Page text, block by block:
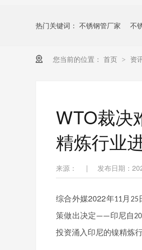
热门关键词： 不锈钢管厂家 不
您当前的位置： 首页 > 资
WTO裁决
精炼行业
来源： | 发布日期：
综合外媒2022年11月 25
策做出决定——印尼自
投资涌入印尼的镍精炼行